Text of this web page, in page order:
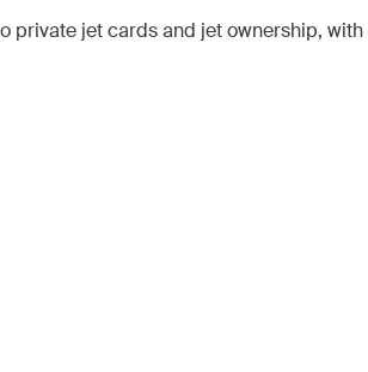
private jet cards and jet ownership, with